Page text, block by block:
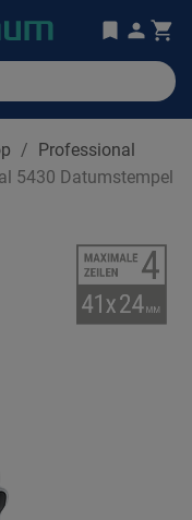
Professional
5430 Datumstempel